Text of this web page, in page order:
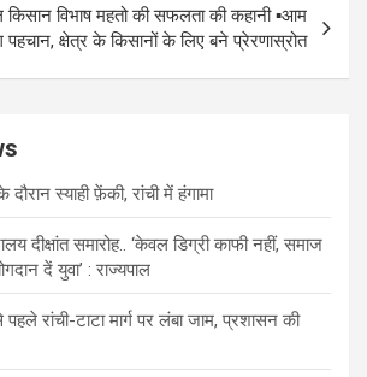
किसान विभाष महतो की सफलता की कहानी ▪️आम
पहचान, क्षेत्र के किसानों के लिए बने प्रेरणास्रोत
दौरान स्याही फ़ेंकी, रांची में हंगामा
दीक्षांत समारोह.. ‘केवल डिग्री काफी नहीं, समाज
दें युवा’ : राज्यपाल
रांची-टाटा मार्ग पर लंबा जाम, प्रशासन की